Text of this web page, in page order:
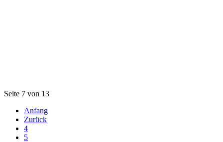
Seite 7 von 13
Anfang
Zurück
4
5